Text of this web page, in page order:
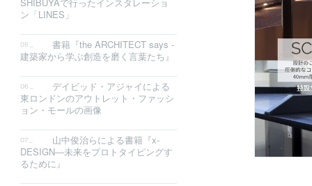
SHIBUYAで行ったインスタレーショ
ン「LINES」
書籍『the ARCHITECT says -
建築家から学ぶ創造を磨く言葉たち』
デイビッド・アジャイによる
東ロンドンのアウトレット・ファッシ
ョン・モールの画像
山中俊治らによる書籍『x‐
DESIGN―未来をプロトタイピングす
るために』